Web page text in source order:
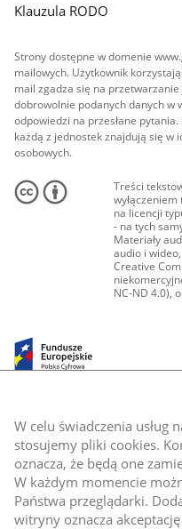
W celu świadczenia usług
stosujemy pliki cookies.
oznacza, że będą one
W każdym momencie
Państwa przeglądarki.
witryny oznacza
Klauzula RODO
Strony dostępne w domenie
mailowych. Użytkownik
mail zgadza się na
dobrowolnie podanych danych w
odpowiedzi na przesłane
każdą z jednostek znajdują się w
osobowych.
Treści
na licencji
- na tych
Materiały
audio i
Creative
NC-ND 4.0),